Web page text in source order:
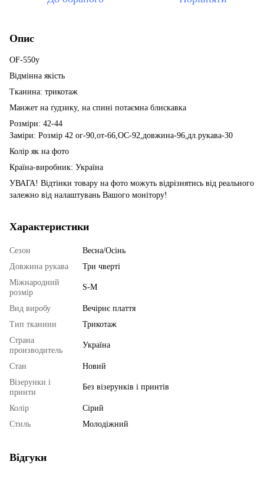
Опис
OF-550y
Відмінна якість
Тканина: трикотаж
Манжет на ґудзику, на спині потаємна блискавка
Розміри: 42-44
Заміри: Розмір 42 ог-90,от-66,ОС-92,довжина-96,дл.рукава-30
Колір як на фото
Країна-виробник: Україна
УВАГА! Відтінки товару на фото можуть відрізнятись від реального
залежно від налаштувань Вашого монітору!
Характеристики
Сезон
Весна/Осінь
Довжина рукава
Три чверті
Міжнародний
розмір
S-M
Вид виробу
Вечірнє плаття
Тип тканини
Трикотаж
Страна
производитель
Україна
Стан
Новий
Візерунки і
принти
Без візерунків і принтів
Колір
Сірий
Стиль
Молодіжний
Відгуки